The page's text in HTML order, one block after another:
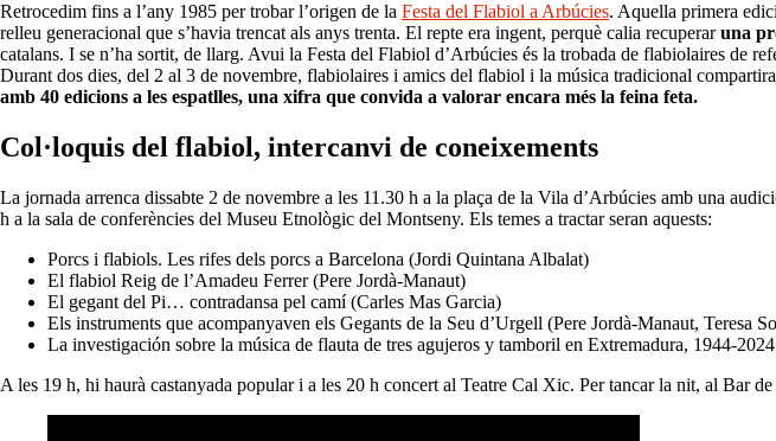
Retrocedim fins a l’any 1985 per trobar l’origen de la Festa del Flabiol a Arbúcies. Aquella primera
relleu generacional que s’havia trencat als anys trenta. El repte era ingent, perquè calia recuperaruna
catalans. I se n’ha sortit, de llarg. Avui la Festa del Flabiol d’Arbúcies és la trobada de flabiolaires de
Durant dos dies, del 2 al 3 de novembre, flabiolaires i amics del flabiol i la música tradicional
amb 40 edicions a les espatlles, una xifra que convida a valorar encara més la feina feta.
Col·loquis del flabiol, intercanvi de coneixements
La jornada arrenca dissabte 2 de novembre a les 11.30 h a la plaça de la Vila d’Arbúcies amb una
h a la sala de conferències del Museu Etnològic del Montseny. Els temes a tractar seran aquests:
Porcs i flabiols. Les rifes dels porcs a Barcelona (Jordi Quintana Albalat)
El flabiol Reig de l’Amadeu Ferrer (Pere Jordà-Manaut)
El gegant del Pi… contradansa pel camí (Carles Mas Garcia)
Els instruments que acompanyaven els Gegants de la Seu d’Urgell (Pere Jordà-Manaut, Teresa
La investigación sobre la música de flauta de tres agujeros y tamboril en Extremadura, 1944-
A les 19 h, hi haurà castanyada popular i a les 20 h concert al Teatre Cal Xic. Per tancar la nit, al Bar